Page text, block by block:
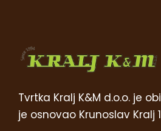
Tvrtka Kralj K&M d.o.o. je
je osnovao Krunoslav Kralj